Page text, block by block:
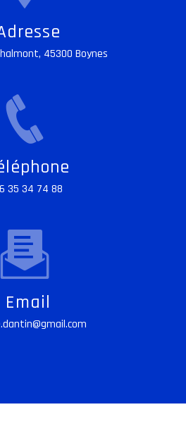
45300 Boynes
06 35 34 74 88
Email